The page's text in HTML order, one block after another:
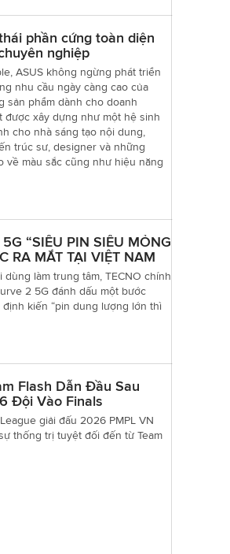
phần cứng toàn diện
nghiệp
ASUS không ngừng phát triển
nhu cầu ngày càng cao của
sản phẩm dành cho doanh
được xây dựng như một hệ sinh
cho nhà sáng tạo nội dung,
trúc sư, designer và những
về màu sắc cũng như hiệu năng
“SIÊU PIN SIÊU MỎNG
RA MẮT TẠI VIỆT NAM
làm trung tâm, TECNO chính
2 5G đánh dấu một bước
kiến “pin dung lượng lớn thì
Flash Dẫn Đầu Sau
Đội Vào Finals
giải đấu 2026 PMPL VN
thống trị tuyệt đối đến từ Team